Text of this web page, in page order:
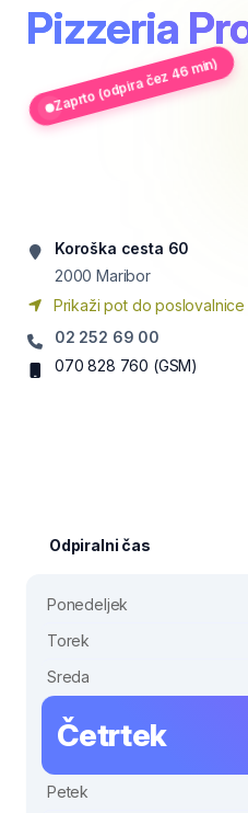
Pizzeria
Zaprto (odpira čez 46 min)
Koroška cesta 60
2000 Maribor
Prikaži pot do poslovalnice
02 252 69 00
070 828 760 (GSM)
Odpiralni čas
Ponedeljek
Torek
Sreda
Četrtek
Petek